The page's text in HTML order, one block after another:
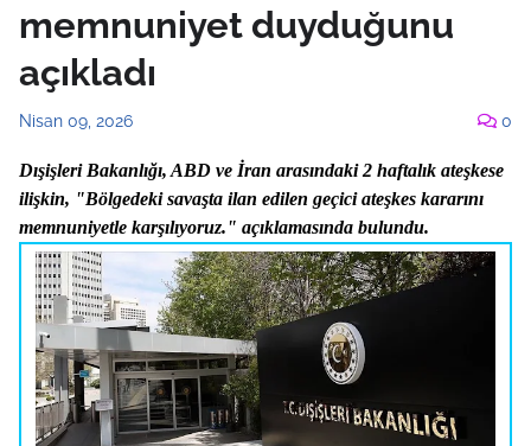
memnuniyet duyduğunu
açıkladı
Nisan 09, 2026 0
Dışişleri Bakanlığı, ABD ve İran arasındaki 2 haftalık ateşkese
ilişkin, "Bölgedeki savaşta ilan edilen geçici ateşkes kararını
memnuniyetle karşılıyoruz." açıklamasında bulundu.